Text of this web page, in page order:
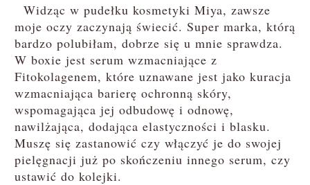
Widząc w pudełku kosmetyki Miya, zawsze
moje oczy zaczynają świecić. Super marka, którą
bardzo polubiłam, dobrze się u mnie sprawdza.
W boxie jest serum wzmacniające z
Fitokolagenem, które uznawane jest jako kuracja
wzmacniająca barierę ochronną skóry,
wspomagająca jej odbudowę i odnowę,
nawilżająca, dodająca elastyczności i blasku.
Muszę się zastanowić czy włączyć je do swojej
pielęgnacji już po skończeniu innego serum, czy
ustawić do kolejki.